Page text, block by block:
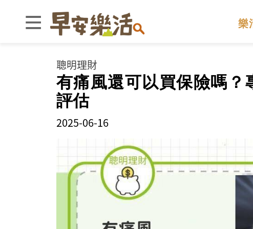
樂
聰明理財
有痛風還可以買保險嗎？
評估
2025-06-16